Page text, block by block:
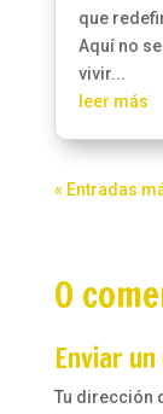
que
Aquí no
vivir...
leer más
« Entradas
0
Enviar
Tu dirección